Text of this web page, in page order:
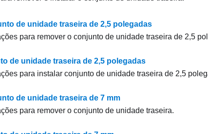
de unidade traseira de 2,5 polegadas
para remover o conjunto de unidade traseira de 2,5
de unidade traseira de 2,5 polegadas
para instalar conjunto de unidade traseira de 2,5
de unidade traseira de 7 mm
para remover o conjunto de unidade traseira.